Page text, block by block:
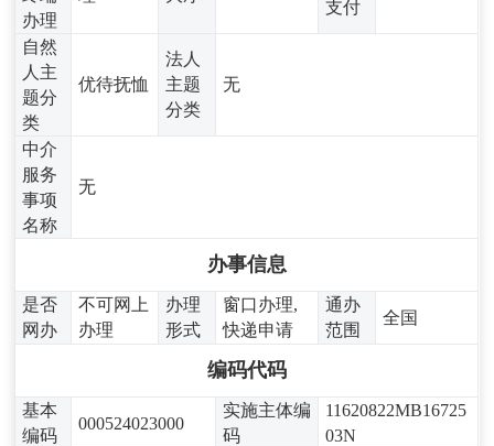
办理
支付
自然
人主
题分
类
优待抚恤
法人
主题
分类
无
中介
服务
事项
名称
无
办事信息
是否
网办
不可网上
办理
办理
形式
窗口办理,
快递申请
通办
范围
全国
编码代码
基本
编码
000524023000
实施主体编
码
11620822MB16725
03N